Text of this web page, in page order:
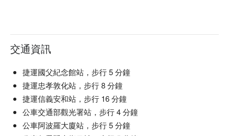
【干貝刺身】鮮嫩多汁，入口即化
【豬腸串】外焦內嫩，口感豐富
【豬舌串】炭烤香氣，口感爽脆
【豬心串】口感紮實，炭香濃郁
🥤 特色飲品
【生啤酒】清爽微苦，冰涼解渴
【Highball】輕盈清爽，威士忌香氣
【柚子沙瓦】柚香撲鼻，酸甜平衡
交通資訊
捷運國父紀念館站，步行 5 分鐘
捷運忠孝敦化站，步行 8 分鐘
捷運信義安和站，步行 16 分鐘
公車交通部觀光署站，步行 4 分鐘
公車阿波羅大廈站，步行 5 分鐘